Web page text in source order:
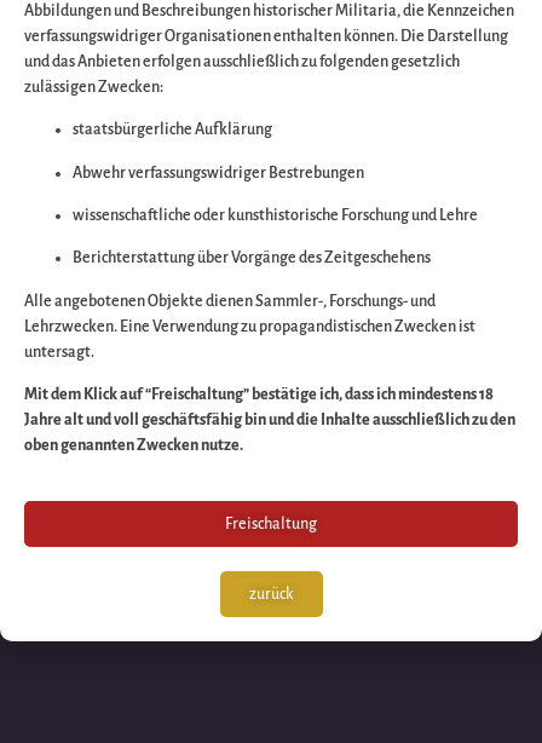
Entschuldigen Sie
bitte die
Wir arbeiten an
großartigen Sache
schauen Sie bald
wieder vorbei!
Abbildungen und Beschreibungen historischer Militaria, die Kennzeichen
verfassungswidriger Organisationen enthalten können. Die Darstellung
und das Anbieten erfolgen ausschließlich zu folgenden gesetzlich
zulässigen Zwecken:
staatsbürgerliche Aufklärung
Abwehr verfassungswidriger Bestrebungen
wissenschaftliche oder kunsthistorische Forschung und Lehre
Berichterstattung über Vorgänge des Zeitgeschehens
Alle angebotenen Objekte dienen Sammler-, Forschungs- und
Lehrzwecken. Eine Verwendung zu propagandistischen Zwecken ist
untersagt.
Mit dem Klick auf “Freischaltung” bestätige ich, dass ich mindestens 18
Jahre alt und voll geschäftsfähig bin und die Inhalte ausschließlich zu den
oben genannten Zwecken nutze.
Freischaltung
zurück